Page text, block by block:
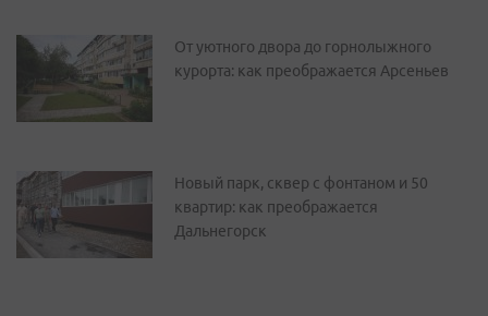
От уютного двора до горнолыжного
курорта: как преображается Арсеньев
Новый парк, сквер с фонтаном и 50
квартир: как преображается
Дальнегорск